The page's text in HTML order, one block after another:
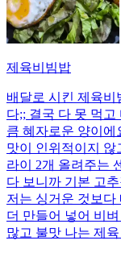
제육비빔밥
배달로 시킨 제육비
다;; 결국 다 못 먹
큼 혜자로운 양이에
맛이 인위적이지
라이 2개 올려주는
다 보니까 기본 고
저는 싱거운 것보다
더 만들어 넣어 비
많고 불맛 나는 제